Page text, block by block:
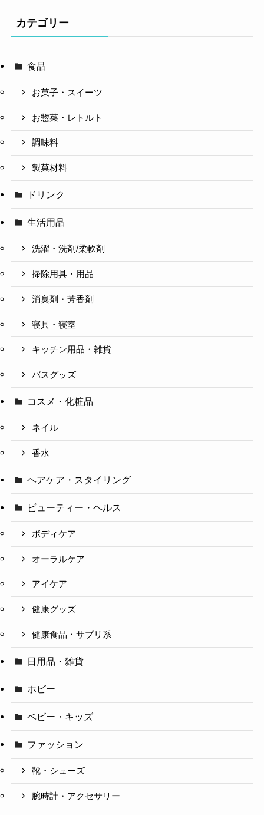
カテゴリー
食品
お菓子・スイーツ
お惣菜・レトルト
調味料
製菓材料
ドリンク
生活用品
洗濯・洗剤/柔軟剤
掃除用具・用品
消臭剤・芳香剤
寝具・寝室
キッチン用品・雑貨
バスグッズ
コスメ・化粧品
ネイル
香水
ヘアケア・スタイリング
ビューティー・ヘルス
ボディケア
オーラルケア
アイケア
健康グッズ
健康食品・サプリ系
日用品・雑貨
ホビー
ベビー・キッズ
ファッション
靴・シューズ
腕時計・アクセサリー